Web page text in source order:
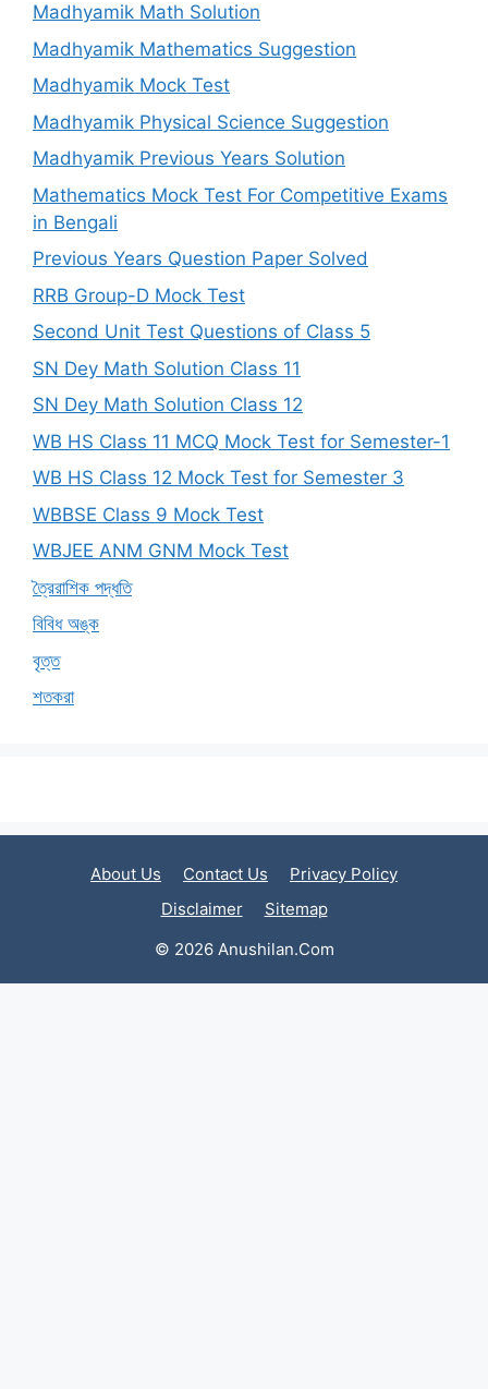
Madhyamik Math Solution
Madhyamik Mathematics Suggestion
Madhyamik Mock Test
Madhyamik Physical Science Suggestion
Madhyamik Previous Years Solution
Mathematics Mock Test For Competitive Exams
in Bengali
Previous Years Question Paper Solved
RRB Group-D Mock Test
Second Unit Test Questions of Class 5
SN Dey Math Solution Class 11
SN Dey Math Solution Class 12
WB HS Class 11 MCQ Mock Test for Semester-1
WB HS Class 12 Mock Test for Semester 3
WBBSE Class 9 Mock Test
WBJEE ANM GNM Mock Test
ত্রৈরাশিক পদ্ধতি
বিবিধ অঙ্ক
বৃত্ত
শতকরা
About Us Contact Us
Privacy Policy
Disclaimer
Sitemap
© 2026 Anushilan.Com